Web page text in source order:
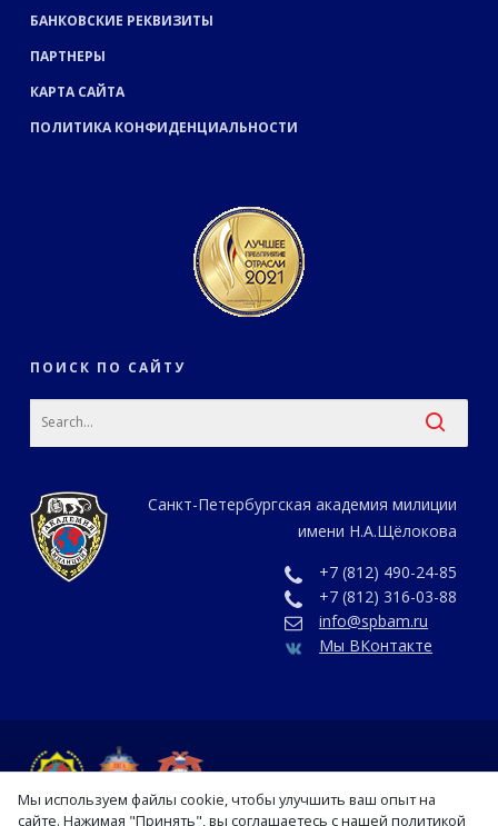
БАНКОВСКИЕ РЕКВИЗИТЫ
ПАРТНЕРЫ
КАРТА САЙТА
ПОЛИТИКА КОНФИДЕНЦИАЛЬНОСТИ
ПОИСК ПО САЙТУ
Санкт-Петербургская академия милиции
имени Н.А.Щёлокова
+7 (812) 490-24-85
+7 (812) 316-03-88
info@spbam.ru
Мы ВКонтакте
Мы используем файлы cookie, чтобы улучшить ваш опыт на
сайте. Нажимая "Принять", вы соглашаетесь с нашей политикой